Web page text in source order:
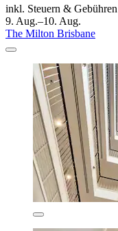
inkl. Steuern & Gebühren
9. Aug.–10. Aug.
The Milton Brisbane